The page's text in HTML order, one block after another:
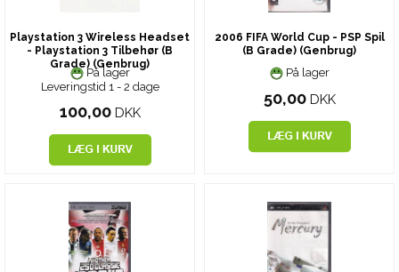
Playstation 3 Wireless Headset
- Playstation 3 Tilbehør (B
Grade) (Genbrug)
På lager
Leveringstid 1 - 2 dage
100,00 DKK
2006 FIFA World Cup - PSP Spil
(B Grade) (Genbrug)
På lager
50,00 DKK